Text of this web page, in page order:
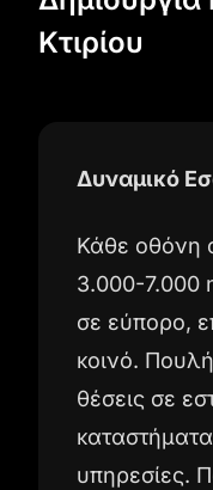
Κτιρίου
Δυναμικό
Κάθε οθόνη
3.000-7.000
σε εύπορο,
κοινό.
θέσεις σε
υπηρεσίες.